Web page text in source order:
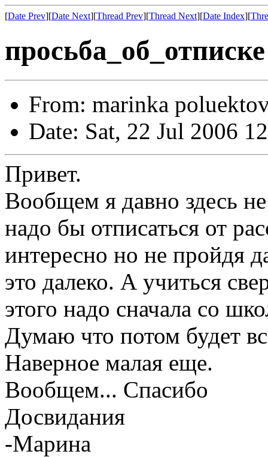
[Date Prev][Date Next][Thread Prev][Thread Next][Date Index][
просьба_об_отписке
From: marinka
Date: Sat, 22 Jul 2006
Привет.
Вообщем я давно здесь
надо бы отписаться от
интересно но не пройдя
это далеко. А учиться
этого надо сначала со
Думаю что потом будет
Наверное малая еще.
Вообщем... Спасибо
Досвидания
-Марина